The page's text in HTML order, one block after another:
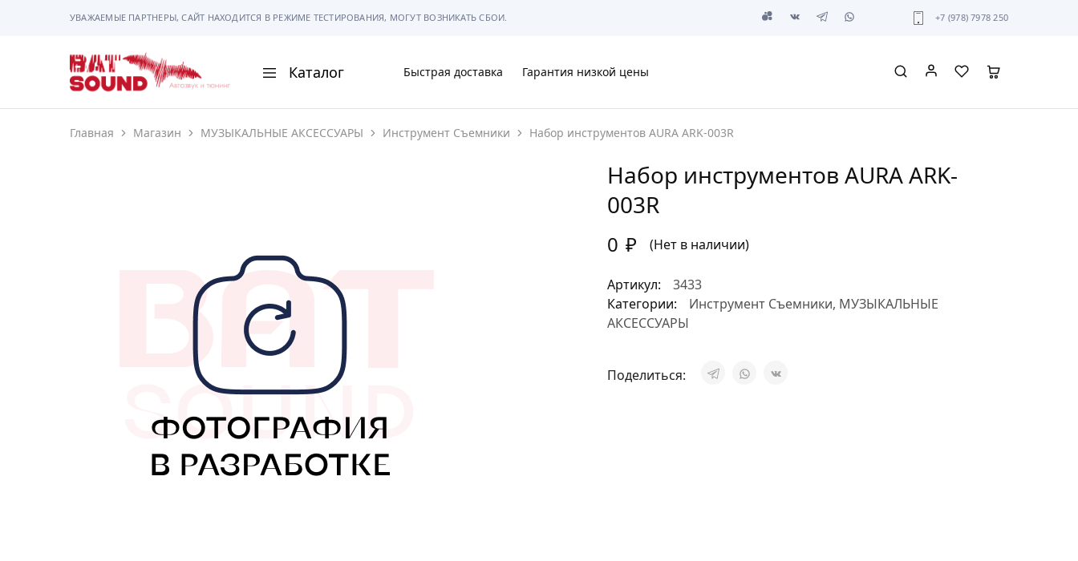
УВАЖАЕМЫЕ ПАРТНЕРЫ, САЙТ НАХОДИТСЯ В РЕЖИМЕ ТЕСТИРОВАНИЯ, МОГУТ ВОЗНИКАТЬ СБОИ. +7 (978) 7978 250
BAT
Sound
Каталог
АВТОМАГНИТОЛЫ
ГАДЖЕТЫ
СИГНАЛИЗАЦИИ
ПОМОЩЬ ПРИ ПАРКОВКЕ
МУЗЫКАЛЬНЫЕ АКСЕССУАРЫ
САБВУФЕРЫ
ШУМОИЗОЛЯЦИЯ
Быстрая доставка Гарантия низкой цены
Главная Магазин МУЗЫКАЛЬНЫЕ АКСЕССУАРЫ Инструмент Съемники Набор инструментов AURA ARK-003R
Набор инструментов AURA ARK-
003R
0 ₽ (Нет в наличии)
Артикул:
3433
Категории:
Инструмент Съемники, МУЗЫКАЛЬНЫЕ
АКСЕССУАРЫ
Поделиться: